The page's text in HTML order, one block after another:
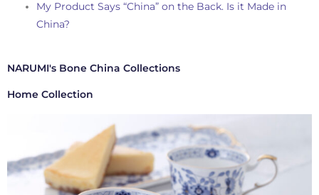
My Product Says “China” on the Back. Is it Made in
China?
NARUMI's Bone China Collections
Home Collection